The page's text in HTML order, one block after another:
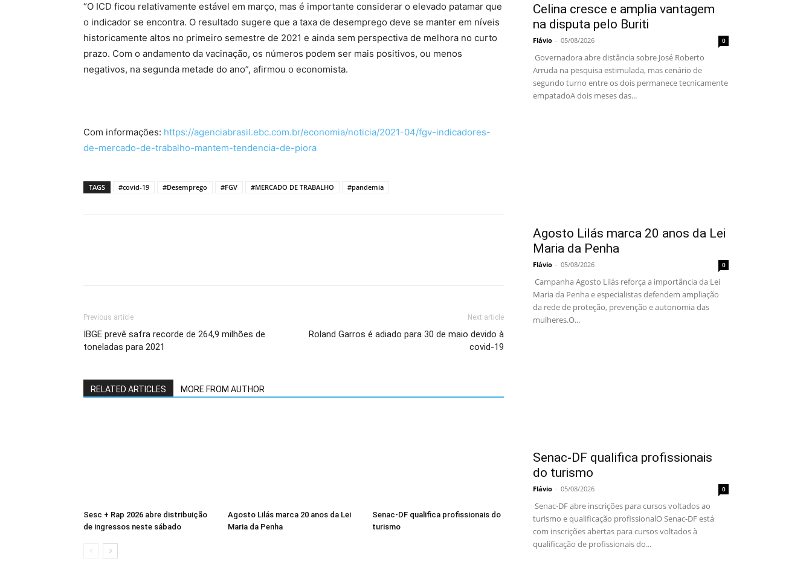
“O ICD ficou relativamente estável em março, mas é importante considerar o elevado patamar que
o indicador se encontra. O resultado sugere que a taxa de desemprego deve se manter em níveis
historicamente altos no primeiro semestre de 2021 e ainda sem perspectiva de melhora no curto
prazo. Com o andamento da vacinação, os números podem ser mais positivos, ou menos
negativos, na segunda metade do ano”, afirmou o economista.
Com informações: https://agenciabrasil.ebc.com.br/economia/noticia/2021-04/fgv-indicadores-
de-mercado-de-trabalho-mantem-tendencia-de-piora
TAGS #covid-19 #Desemprego #FGV #MERCADO DE TRABALHO #pandemia
Previous article
IBGE prevê safra recorde de 264,9 milhões de
toneladas para 2021
Next article
Roland Garros é adiado para 30 de maio devido à
covid-19
RELATED ARTICLES MORE FROM AUTHOR
Sesc + Rap 2026 abre distribuição
de ingressos neste sábado
Agosto Lilás marca 20 anos da Lei
Maria da Penha
Senac-DF qualifica profissionais do
turismo
Celina cresce e amplia vantagem
na disputa pelo Buriti
Flávio - 05/08/2026 0
Governadora abre distância sobre José Roberto
Arruda na pesquisa estimulada, mas cenário de
segundo turno entre os dois permanece tecnicamente
empatadoA dois meses das...
Agosto Lilás marca 20 anos da Lei
Maria da Penha
Flávio - 05/08/2026 0
Campanha Agosto Lilás reforça a importância da Lei
Maria da Penha e especialistas defendem ampliação
da rede de proteção, prevenção e autonomia das
mulheres.O...
Senac-DF qualifica profissionais
do turismo
Flávio - 05/08/2026 0
Senac-DF abre inscrições para cursos voltados ao
turismo e qualificação profissionalO Senac-DF está
com inscrições abertas para cursos voltados à
qualificação de profissionais do...